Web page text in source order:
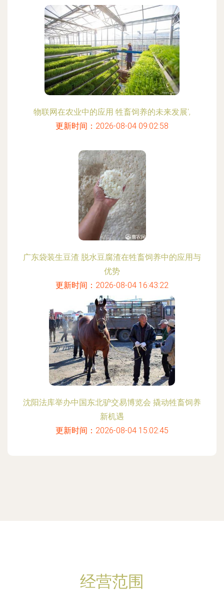
物联网在农业中的应用 牲畜饲养的未来发展',
更新时间：2026-08-04 09:02:58
广东袋装生豆渣 脱水豆腐渣在牲畜饲养中的应用与
优势
更新时间：2026-08-04 16:43:22
沈阳法库举办中国东北驴交易博览会 撬动牲畜饲养
新机遇
更新时间：2026-08-04 15:02:45
经营范围